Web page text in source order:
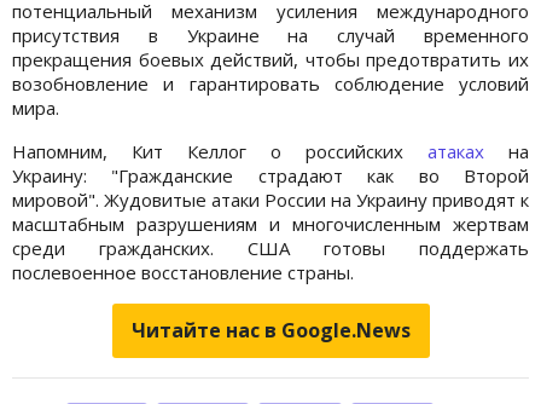
потенциальный механизм усиления международного
присутствия в Украине на случай временного
прекращения боевых действий, чтобы предотвратить их
возобновление и гарантировать соблюдение условий
мира.
Напомним, Кит Келлог о российских атаках на
Украину: "Гражданские страдают как во Второй
мировой". Жудовитые атаки России на Украину приводят к
масштабным разрушениям и многочисленным жертвам
среди гражданских. США готовы поддержать
послевоенное восстановление страны.
Читайте нас в Google.News